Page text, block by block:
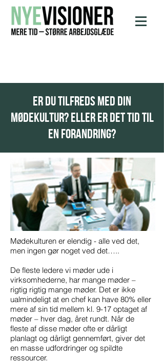
ER DU TILFREDS MED DIN
MØDEKULTUR? ELLER ER DET TID TIL
EN FORANDRING?
Mødekulturen er elendig - alle ved det,
men ingen gør noget ved det…..
De fleste ledere vi møder ude i
virksomhederne, har mange møder –
rigtig rigtig mange møder. Det er ikke
ualmindeligt at en chef kan have 80% eller
mere af sin tid mellem kl. 9-17 optaget af
møder – hver dag, året rundt. Når de
fleste af disse møder ofte er dårligt
planlagt og dårligt gennemført, giver det
en masse udfordringer og spildte
ressourcer.